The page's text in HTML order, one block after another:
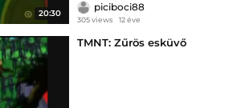
20:30
piciboci88
305 views 12 éve
TMNT: Zűrös esküvő